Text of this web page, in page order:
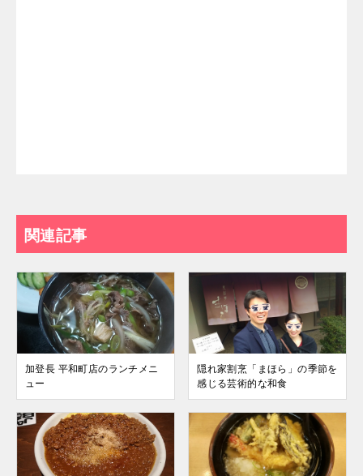
関連記事
加登長 平和町店のランチメニ
ュー
隠れ家割烹「まほら」の季節を
感じる芸術的な和食